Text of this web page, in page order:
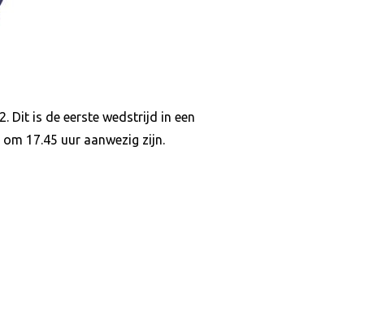
Dit is de eerste wedstrijd in een
17.45 uur aanwezig zijn.